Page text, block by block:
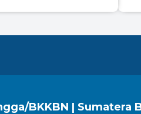
BKKBN | Sumatera